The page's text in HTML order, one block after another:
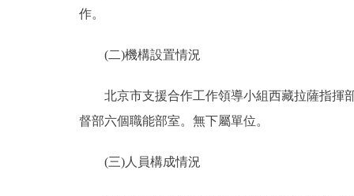
作。
(二)機構設置情況
北京市支援合作工作領導小組西藏拉薩指揮部
督部六個職能部室。無下屬單位。
(三)人員構成情況